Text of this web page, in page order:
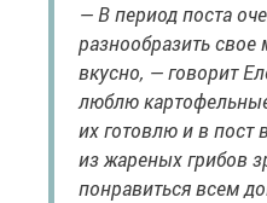
— В период поста
разнообразить свое
вкусно, — говорит
люблю
их готовлю и в пост
из жареных грибов
понравиться всем